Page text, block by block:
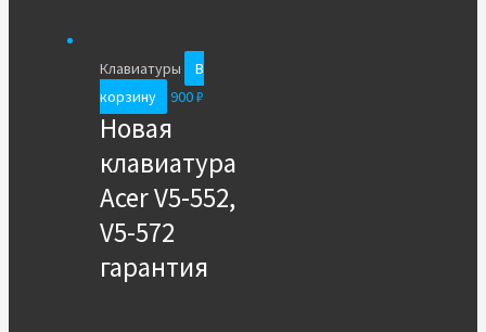
Клавиатуры
В
корзину
900₽
Новая
клавиатура
Acer V5-552,
V5-572
гарантия